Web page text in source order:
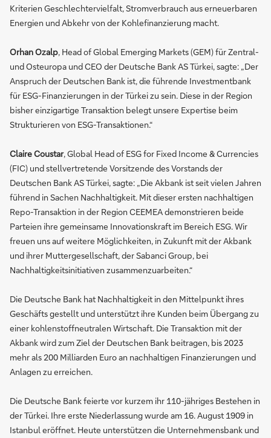
Kriterien Geschlechtervielfalt, Stromverbrauch aus erneuerbaren
Energien und Abkehr von der Kohlefinanzierung macht.
Orhan Ozalp, Head of Global Emerging Markets (GEM) für Zentral-
und Osteuropa und CEO der Deutsche Bank AS Türkei, sagte: „Der
Anspruch der Deutschen Bank ist, die führende Investmentbank
für ESG-Finanzierungen in der Türkei zu sein. Diese in der Region
bisher einzigartige Transaktion belegt unsere Expertise beim
Strukturieren von ESG-Transaktionen.“
Claire Coustar, Global Head of ESG for Fixed Income & Currencies
(FIC) und stellvertretende Vorsitzende des Vorstands der
Deutschen Bank AS Türkei, sagte: „Die Akbank ist seit vielen Jahren
führend in Sachen Nachhaltigkeit. Mit dieser ersten nachhaltigen
Repo-Transaktion in der Region CEEMEA demonstrieren beide
Parteien ihre gemeinsame Innovationskraft im Bereich ESG. Wir
freuen uns auf weitere Möglichkeiten, in Zukunft mit der Akbank
und ihrer Muttergesellschaft, der Sabanci Group, bei
Nachhaltigkeitsinitiativen zusammenzuarbeiten.“
Die Deutsche Bank hat Nachhaltigkeit in den Mittelpunkt ihres
Geschäfts gestellt und unterstützt ihre Kunden beim Übergang zu
einer kohlenstoffneutralen Wirtschaft. Die Transaktion mit der
Akbank wird zum Ziel der Deutschen Bank beitragen, bis 2023
mehr als 200 Milliarden Euro an nachhaltigen Finanzierungen und
Anlagen zu erreichen.
Die Deutsche Bank feierte vor kurzem ihr 110-jähriges Bestehen in
der Türkei. Ihre erste Niederlassung wurde am 16. August 1909 in
Istanbul eröffnet. Heute unterstützen die Unternehmensbank und